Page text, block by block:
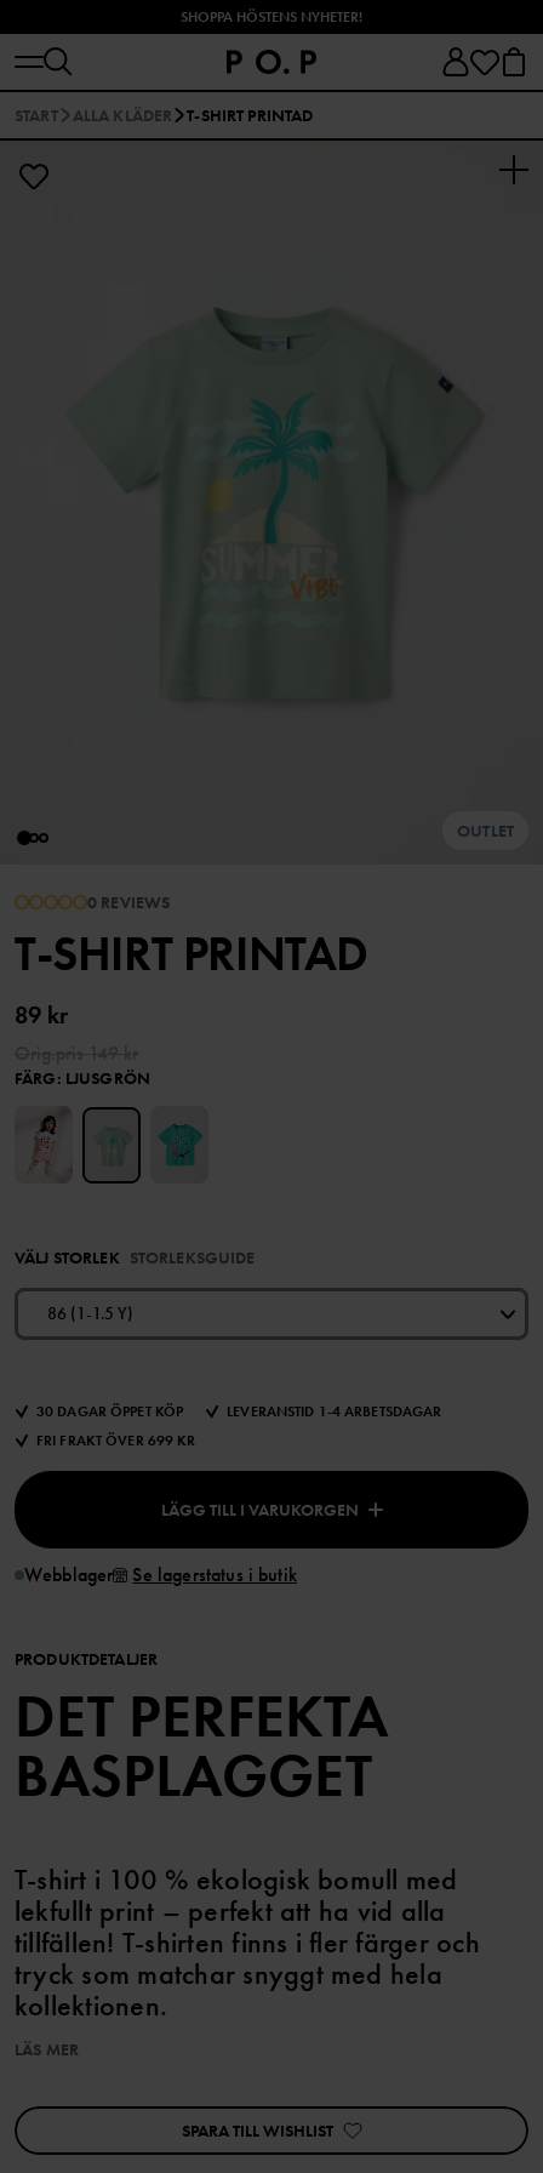
SHOPPA HÖSTENS NYHETER!
START ALLA KLÄDER T-SHIRT PRINTAD
OUTLET
0 REVIEWS
T-SHIRT PRINTAD
89 kr
FÄRG: LJUSGRÖN
VÄLJ STORLEK STORLEKSGUIDE
86 (1-1.5 Y)
30 DAGAR ÖPPET KÖP
LEVERANSTID 1-4 ARBETSDAGAR
FRI FRAKT ÖVER 699 KR
LÄGG TILL I VARUKORGEN
Webblager Se lagerstatus i butik
PRODUKTDETALJER
DET PERFEKTA
BASPLAGGET
T-shirt i 100 % ekologisk bomull med
lekfullt print – perfekt att ha vid alla
tillfällen! T-shirten finns i fler färger och
tryck som matchar snyggt med hela
kollektionen.
Egenskaper:
• YKK-tryckknappar
LÄS MER
SPARA TILL WISHLIST